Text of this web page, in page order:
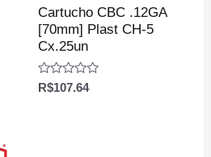
Cartucho CBC .12GA
[70mm] Plast CH-5
Cx.25un
Avaliação
0
R$107.64